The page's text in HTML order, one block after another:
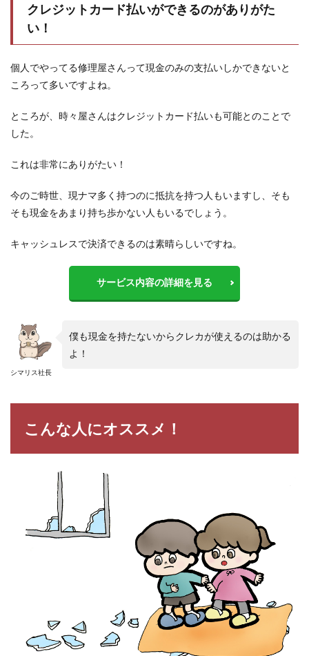
クレジットカード払いができるのがありがた
い！
個人でやってる修理屋さんって現金のみの支払いしかできないと
ころって多いですよね。
ところが、時々屋さんはクレジットカード払いも可能とのことで
した。
これは非常にありがたい！
今のご時世、現ナマ多く持つのに抵抗を持つ人もいますし、そも
そも現金をあまり持ち歩かない人もいるでしょう。
キャッシュレスで決済できるのは素晴らしいですね。
サービス内容の詳細を見る
シマリス社長
僕も現金を持たないからクレカが使えるのは助かる
よ！
こんな人にオススメ！